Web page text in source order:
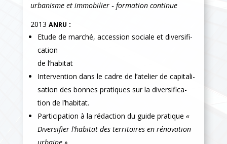
urban­isme et immo­bili­er ‐ for­ma­tion con­tin­ue
2013 ANRU :
Etude de marché, acces­sion sociale et diver­si­fi­
ca­tion
de l’habitat
Inter­ven­tion dans le cadre de l’atelier de cap­i­tal­i­
sa­tion des bonnes pra­tiques sur la diver­si­fi­ca­
tion de l’habitat.
Par­tic­i­pa­tion à la rédac­tion du guide pra­tique «
Diver­si­fi­er l’habitat des ter­ri­toires en réno­va­tion